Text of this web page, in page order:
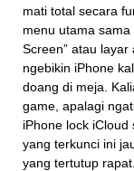
mati total secara
menu utama
Screen” atau
ngebikin iPhone
doang di meja.
game, apalagi
iPhone lock
yang terkunci ini
yang tertutup rapat.